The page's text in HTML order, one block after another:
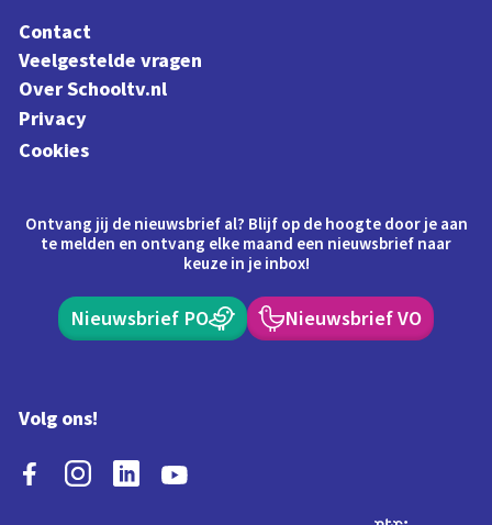
Contact
Veelgestelde vragen
Over Schooltv.nl
Privacy
Cookies
Ontvang jij de nieuwsbrief al? Blijf op de hoogte door je aan
te melden en ontvang elke maand een nieuwsbrief naar
keuze in je inbox!
Nieuwsbrief PO Nieuwsbrief VO
Volg ons!